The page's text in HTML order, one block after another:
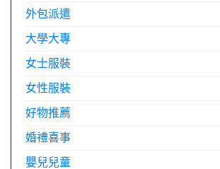
外包派遣
大學大專
女士服裝
女性服裝
好物推薦
婚禮喜事
嬰兒兒童